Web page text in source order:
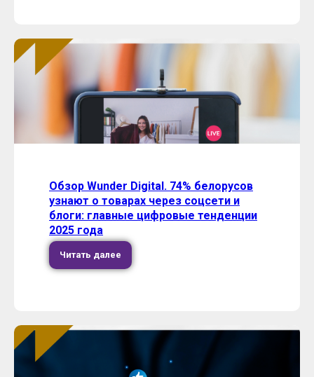
Обзор Wunder Digital. 74% белорусов
узнают о товарах через соцсети и
блоги: главные цифровые тенденции
2025 года
Читать далее